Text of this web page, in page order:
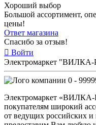
Хороший выбор
Большой ассортимент,
цены!
Ответ магазина
Спасибо за отзыв!
Войти
Электромаркет
0 -
Электромаркет
покупателям широкий
от ведущих российских